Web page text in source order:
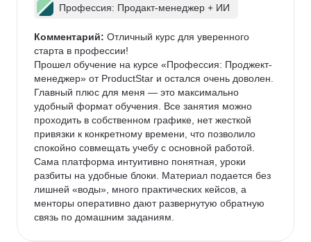
Профессия: Продакт-менеджер + ИИ
Комментарий: Отличный курс для уверенного
старта в профессии!
Прошел обучение на курсе «Профессия: Проджект-
менеджер» от ProductStar и остался очень доволен.
Главный плюс для меня — это максимально
удобный формат обучения. Все занятия можно
проходить в собственном графике, нет жесткой
привязки к конкретному времени, что позволило
спокойно совмещать учебу с основной работой.
Сама платформа интуитивно понятная, уроки
разбиты на удобные блоки. Материал подается без
лишней «воды», много практических кейсов, а
менторы оперативно дают развернутую обратную
связь по домашним заданиям.